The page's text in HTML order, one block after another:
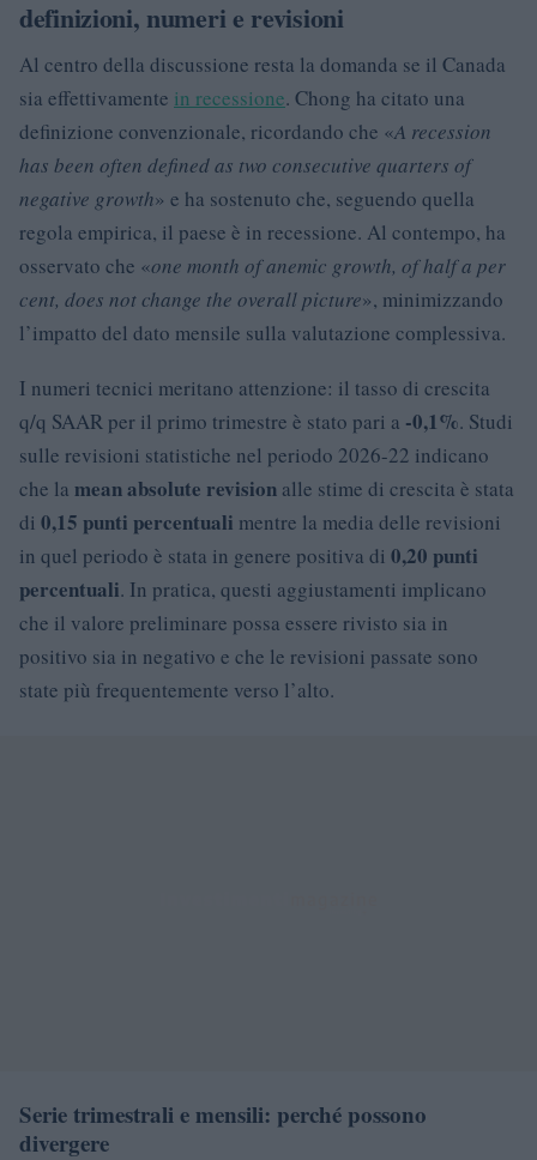
definizioni, numeri e revisioni
Al centro della discussione resta la domanda se il Canada
sia effettivamente in recessione. Chong ha citato una
definizione convenzionale, ricordando che «A recession
has been often defined as two consecutive quarters of
negative growth» e ha sostenuto che, seguendo quella
regola empirica, il paese è in recessione. Al contempo, ha
osservato che «one month of anemic growth, of half a per
cent, does not change the overall picture», minimizzando
l’impatto del dato mensile sulla valutazione complessiva.
I numeri tecnici meritano attenzione: il tasso di crescita
q/q SAAR per il primo trimestre è stato pari a -0,1%. Studi
sulle revisioni statistiche nel periodo 2026-22 indicano
che la mean absolute revision alle stime di crescita è stata
di 0,15 punti percentuali mentre la media delle revisioni
in quel periodo è stata in genere positiva di 0,20 punti
percentuali. In pratica, questi aggiustamenti implicano
che il valore preliminare possa essere rivisto sia in
positivo sia in negativo e che le revisioni passate sono
state più frequentemente verso l’alto.
Serie trimestrali e mensili: perché possono
divergere